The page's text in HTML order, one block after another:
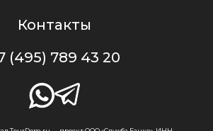
Контакты
(495) 789 43 20